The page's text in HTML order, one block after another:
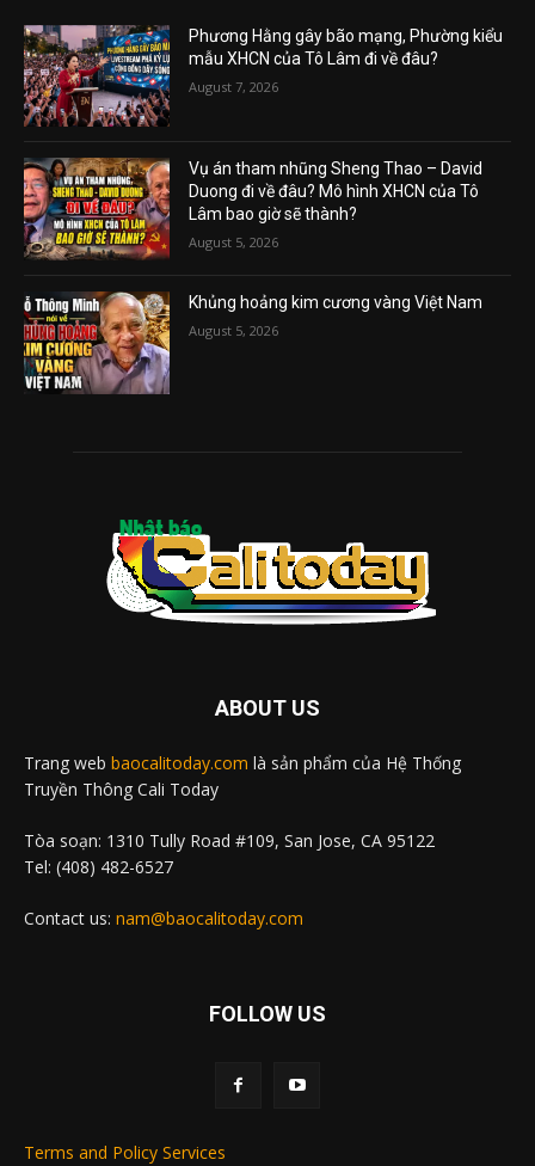
Phương Hằng gây bão mạng, Phường kiểu
mẫu XHCN của Tô Lâm đi về đâu?
August 7, 2026
Vụ án tham nhũng Sheng Thao – David
Duong đi về đâu? Mô hình XHCN của Tô
Lâm bao giờ sẽ thành?
August 5, 2026
Khủng hoảng kim cương vàng Việt Nam
August 5, 2026
ABOUT US
Trang web baocalitoday.com là sản phẩm của Hệ Thống
Truyền Thông Cali Today
Tòa soạn: 1310 Tully Road #109, San Jose, CA 95122
Tel: (408) 482-6527
Contact us: nam@baocalitoday.com
FOLLOW US
Terms and Policy Services